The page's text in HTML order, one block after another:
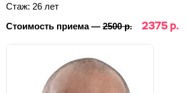
Стаж: 26 лет
Стоимость приема — 2500 р. 2375 р.